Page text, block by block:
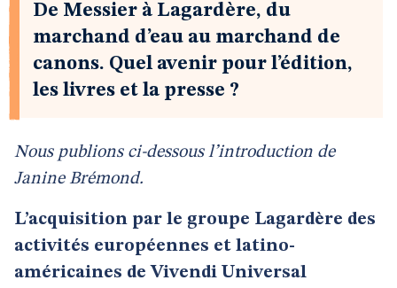
De Messier à Lagardère, du
marchand d’eau au marchand de
canons. Quel avenir pour l’édition,
les livres et la presse ?
Nous publions ci-dessous l’introduction de
Janine Brémond.
L’acquisition par le groupe Lagardère des
activités européennes et latino-
américaines de Vivendi Universal